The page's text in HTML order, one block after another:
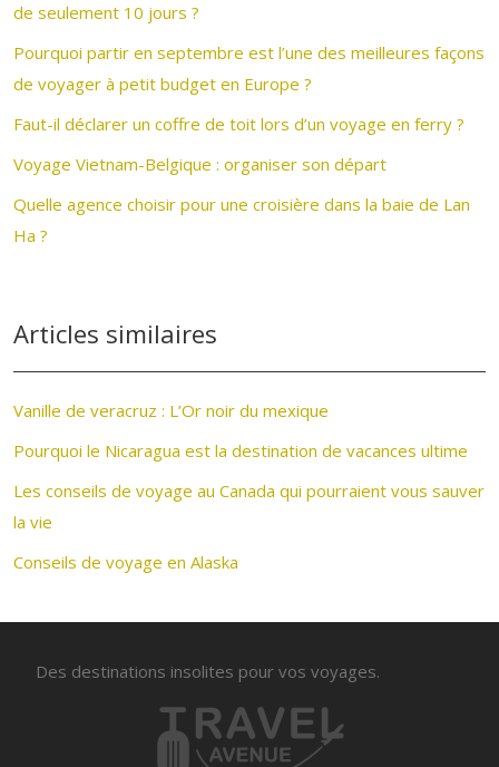
de seulement 10 jours ?
Pourquoi partir en septembre est l’une des meilleures façons
de voyager à petit budget en Europe ?
Faut-il déclarer un coffre de toit lors d’un voyage en ferry ?
Voyage Vietnam-Belgique : organiser son départ
Quelle agence choisir pour une croisière dans la baie de Lan
Ha ?
Articles similaires
Vanille de veracruz : L’Or noir du mexique
Pourquoi le Nicaragua est la destination de vacances ultime
Les conseils de voyage au Canada qui pourraient vous sauver
la vie
Conseils de voyage en Alaska
Des destinations insolites pour vos voyages.